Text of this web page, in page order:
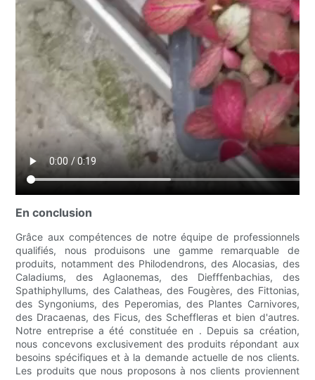
En conclusion
Grâce aux compétences de notre équipe de professionnels
qualifiés, nous produisons une gamme remarquable de
produits, notamment des Philodendrons, des Alocasias, des
Caladiums, des Aglaonemas, des Diefffenbachias, des
Spathiphyllums, des Calatheas, des Fougères, des Fittonias,
des Syngoniums, des Peperomias, des Plantes Carnivores,
des Dracaenas, des Ficus, des Scheffleras et bien d'autres.
Notre entreprise a été constituée en . Depuis sa création,
nous concevons exclusivement des produits répondant aux
besoins spécifiques et à la demande actuelle de nos clients.
Les produits que nous proposons à nos clients proviennent